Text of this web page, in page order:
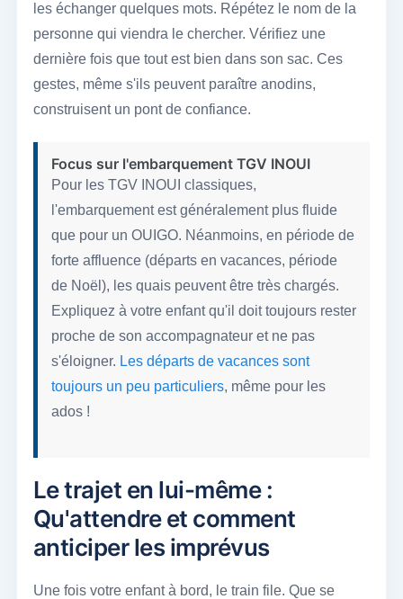
les échanger quelques mots. Répétez le nom de la
personne qui viendra le chercher. Vérifiez une
dernière fois que tout est bien dans son sac. Ces
gestes, même s'ils peuvent paraître anodins,
construisent un pont de confiance.
Focus sur l'embarquement TGV INOUI
Pour les TGV INOUI classiques,
l'embarquement est généralement plus fluide
que pour un OUIGO. Néanmoins, en période de
forte affluence (départs en vacances, période
de Noël), les quais peuvent être très chargés.
Expliquez à votre enfant qu'il doit toujours rester
proche de son accompagnateur et ne pas
s'éloigner. Les départs de vacances sont
toujours un peu particuliers, même pour les
ados !
Le trajet en lui-même :
Qu'attendre et comment
anticiper les imprévus
Une fois votre enfant à bord, le train file. Que se